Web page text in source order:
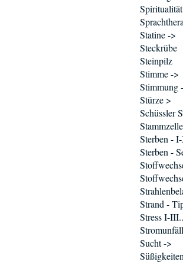
Statine ->
Steckrübe
Steinpilz
Stimme ->
Stimmung
Stürze >
Schüssler
Sterben -
Sterben -
Strand -
Stress I-
Sucht ->